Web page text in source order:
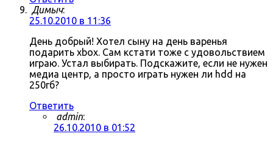
Димыч:
25.10.2010 в 11:36
День добрый! Хотел сыну на день варенья
подарить xbox. Сам кстати тоже с удовольствием
играю. Устал выбирать. Подскажите, если не нужен
медиа центр, а просто играть нужен ли hdd на
250гб?
Ответить
admin:
26.10.2010 в 01:52